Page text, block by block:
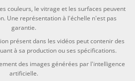
couleurs, le vitrage et les surfaces peuvent
Une représentation à l'échelle n'est pas
garantie.
présent dans les vidéos peut contenir des
à sa production ou ses spécifications.
des images générées par l'intelligence
artificielle.